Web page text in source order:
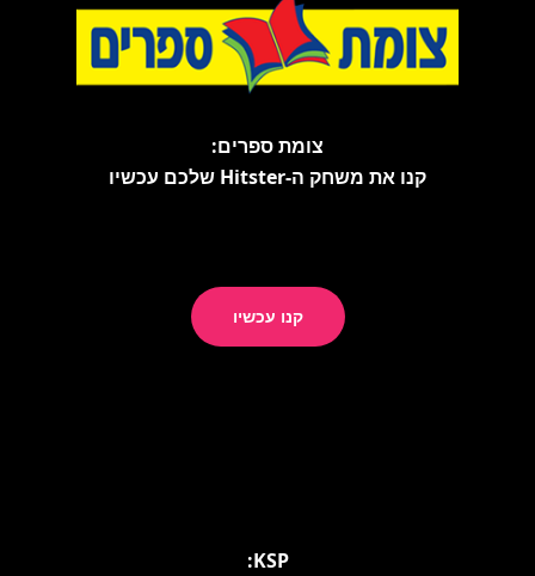
צומת ספרים:
קנו את משחק ה-Hitster שלכם עכשיו
קנו עכשיו
KSP: